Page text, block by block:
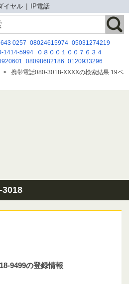
イヤル IP電話
0257 08024615974 05031274219
1414-5994
０８００１００７６３４
08098682186 0120933296
050-5865-0825 011 205 4613
> 携帯電話080-3018-XXXXの検索結果 19ペ
3018
9499の登録情報